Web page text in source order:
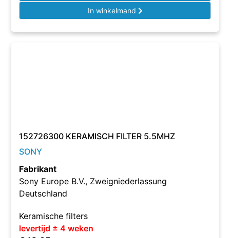
In winkelmand
152726300 KERAMISCH FILTER 5.5MHZ
SONY
Fabrikant
Sony Europe B.V., Zweigniederlassung
Deutschland
Keramische filters
levertijd ± 4 weken